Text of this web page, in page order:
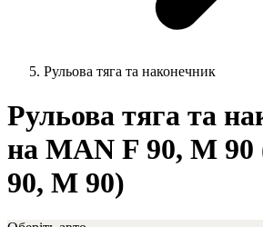
Рульова тяга та наконечник
Рульова тяга та
на MAN F 90, M
90, М 90)